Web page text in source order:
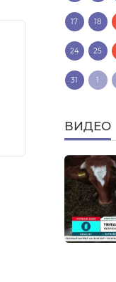
17 18
24 25
31 1
ВИДЕО